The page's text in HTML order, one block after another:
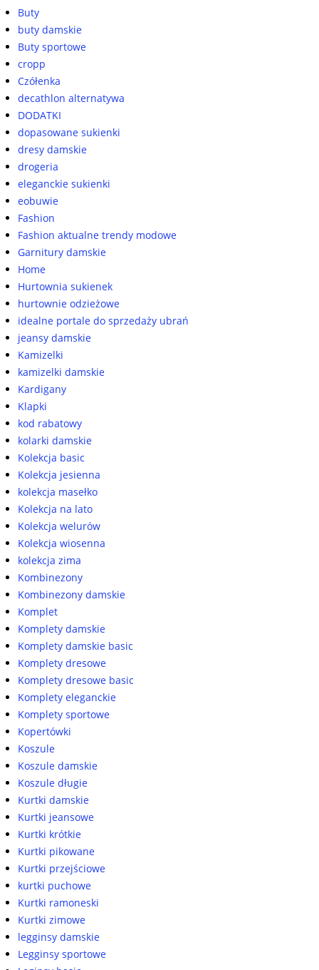
Buty
buty damskie
Buty sportowe
cropp
Czółenka
decathlon alternatywa
DODATKI
dopasowane sukienki
dresy damskie
drogeria
eleganckie sukienki
eobuwie
Fashion
Fashion aktualne trendy modowe
Garnitury damskie
Home
Hurtownia sukienek
hurtownie odzieżowe
idealne portale do sprzedaży ubrań
jeansy damskie
Kamizelki
kamizelki damskie
Kardigany
Klapki
kod rabatowy
kolarki damskie
Kolekcja basic
Kolekcja jesienna
kolekcja masełko
Kolekcja na lato
Kolekcja welurów
Kolekcja wiosenna
kolekcja zima
Kombinezony
Kombinezony damskie
Komplet
Komplety damskie
Komplety damskie basic
Komplety dresowe
Komplety dresowe basic
Komplety eleganckie
Komplety sportowe
Kopertówki
Koszule
Koszule damskie
Koszule długie
Kurtki damskie
Kurtki jeansowe
Kurtki krótkie
Kurtki pikowane
Kurtki przejściowe
kurtki puchowe
Kurtki ramoneski
Kurtki zimowe
legginsy damskie
Legginsy sportowe